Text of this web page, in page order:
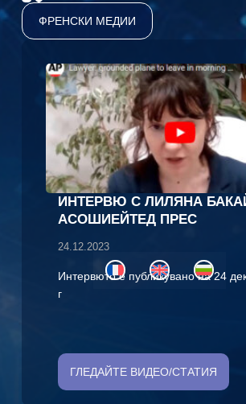
ФРЕНСКИ МЕДИИ
ИНТЕРВЮ С ЛИЛЯНА
АСОШИЕЙТЕД ПРЕС
24.12.2023
Интервюто е публикувано на 24
г
ГЛЕДАЙТЕ ВИДЕО/СТАТИЯ